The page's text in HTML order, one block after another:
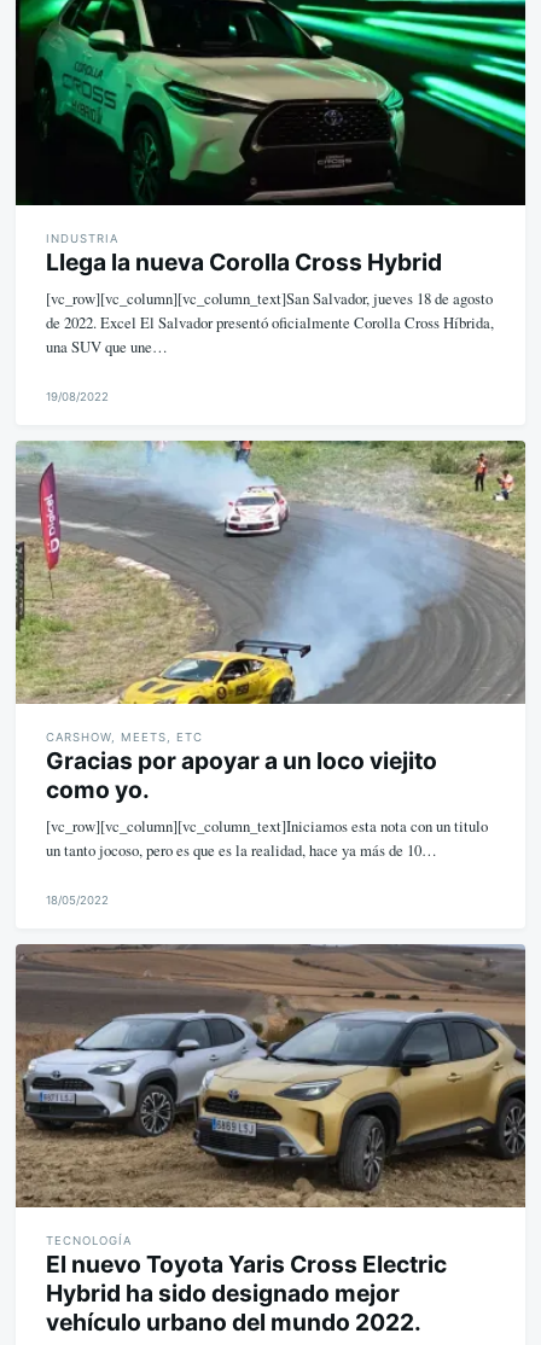
INDUSTRIA
Llega la nueva Corolla Cross Hybrid
[vc_row][vc_column][vc_column_text]San Salvador, jueves 18 de agosto
de 2022. Excel El Salvador presentó oficialmente Corolla Cross Híbrida,
una SUV que une…
i
k
e
19/08/2022
CARSHOW, MEETS, ETC
Gracias por apoyar a un loco viejito
como yo.
[vc_row][vc_column][vc_column_text]Iniciamos esta nota con un titulo
un tanto jocoso, pero es que es la realidad, hace ya más de 10…
i
k
e
18/05/2022
TECNOLOGÍA
El nuevo Toyota Yaris Cross Electric
Hybrid ha sido designado mejor
vehículo urbano del mundo 2022.